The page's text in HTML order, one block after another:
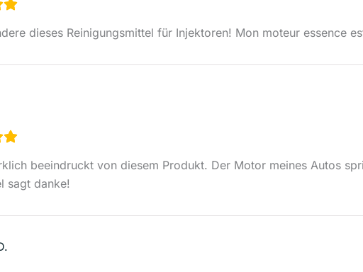
dieses Reinigungsmittel für Injektoren! Mon moteur essence
beeindruckt von diesem Produkt. Der Motor meines Autos
sagt danke!